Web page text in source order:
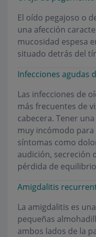
El oído pegajoso o
una afección
mucosidad espesa
situado detrás del
Infecciones agudas
Las infecciones de
más frecuentes de
cabecera. Tener
muy incómodo
síntomas como
audición, secreción
pérdida de
Amigdalitis
La amigdalitis es
pequeñas
ambos lados de la